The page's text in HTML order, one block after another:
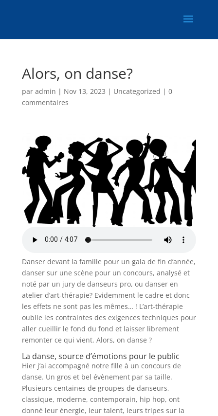
Alors, on danse?
par admin | Nov 13, 2023 | Uncategorized | 0
commentaires
Danser devant la famille pour un gala de fin d’année,
danser sur une scène pour un concours, analysé et
noté par un jury de danseurs pro, ou danser en
atelier d’art-thérapie? Evidemment le cadre et donc
les effets ne sont pas les mêmes… ! L’art-thérapie
oublie les contraintes des exigences techniques pour
aller cueillir le fond du fond et laisser librement
remonter ce qui vient. Alors, on danse ?
La danse, source d’émotions pour le public
Hier j’ai accompagné notre fille à un concours de
danse. Un gros et bel évènement par sa taille.
Plusieurs centaines de groupes de danseurs,
classique, moderne, contemporain, hip hop, ont
donné leur énergie, leur talent, leurs tripes sur la